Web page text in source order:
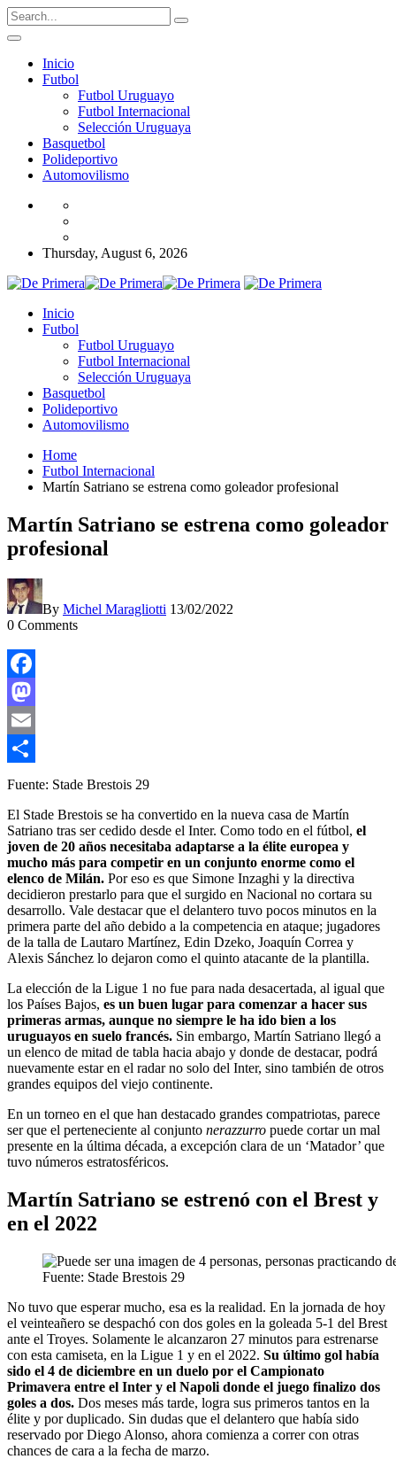
Inicio
Futbol
Futbol Uruguayo
Futbol Internacional
Selección Uruguaya
Basquetbol
Polideportivo
Automovilismo
Thursday, August 6, 2026
Inicio
Futbol
Futbol Uruguayo
Futbol Internacional
Selección Uruguaya
Basquetbol
Polideportivo
Automovilismo
Home
Futbol Internacional
Martín Satriano se estrena como goleador profesional
Martín Satriano se estrena como goleador
profesional
By Michel Maragliotti 13/02/2022
0 Comments
Facebook
Mastodon
Email
Compartir
Fuente: Stade Brestois 29
El Stade Brestois se ha convertido en la nueva casa de Martín
Satriano tras ser cedido desde el Inter. Como todo en el fútbol, el
joven de 20 años necesitaba adaptarse a la élite europea y
mucho más para competir en un conjunto enorme como el
elenco de Milán. Por eso es que Simone Inzaghi y la directiva
decidieron prestarlo para que el surgido en Nacional no cortara su
desarrollo. Vale destacar que el delantero tuvo pocos minutos en la
primera parte del año debido a la competencia en ataque; jugadores
de la talla de Lautaro Martínez, Edin Dzeko, Joaquín Correa y
Alexis Sánchez lo dejaron como el quinto atacante de la plantilla.
La elección de la Ligue 1 no fue para nada desacertada, al igual que
los Países Bajos, es un buen lugar para comenzar a hacer sus
primeras armas, aunque no siempre le ha ido bien a los
uruguayos en suelo francés. Sin embargo, Martín Satriano llegó a
un elenco de mitad de tabla hacia abajo y donde de destacar, podrá
nuevamente estar en el radar no solo del Inter, sino también de otros
grandes equipos del viejo continente.
En un torneo en el que han destacado grandes compatriotas, parece
ser que el perteneciente al conjunto nerazzurro puede cortar un mal
presente en la última década, a excepción clara de un ‘Matador’ que
tuvo números estratosféricos.
Martín Satriano se estrenó con el Brest y
en el 2022
Fuente: Stade Brestois 29
No tuvo que esperar mucho, esa es la realidad. En la jornada de hoy
el veinteañero se despachó con dos goles en la goleada 5-1 del Brest
ante el Troyes. Solamente le alcanzaron 27 minutos para estrenarse
con esta camiseta, en la Ligue 1 y en el 2022. Su último gol había
sido el 4 de diciembre en un duelo por el Campionato
Primavera entre el Inter y el Napoli donde el juego finalizo dos
goles a dos. Dos meses más tarde, logra sus primeros tantos en la
élite y por duplicado. Sin dudas que el delantero que había sido
reservado por Diego Alonso, ahora comienza a correr con otras
chances de cara a la fecha de marzo.